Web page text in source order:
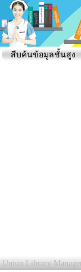
สืบค้นข้อมูลชั้นสูง
Union Library